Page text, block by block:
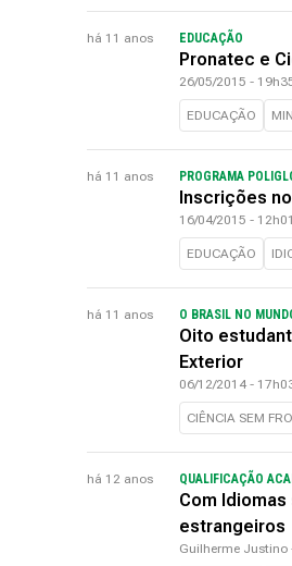
há 11 anos EDUCAÇÃO
Pronatec e
26/05/2015 -
EDUCAÇÃO
há 11 anos PROGRAMA
Inscrições
16/04/2015 -
EDUCAÇÃO
há 11 anos O BRASIL NO
Oito
Exterior
06/12/2014 -
CIÊNCIA SEM
há 12 anos QUALIFICAÇÃO
Com
estrangeiros
Guilherme Justino